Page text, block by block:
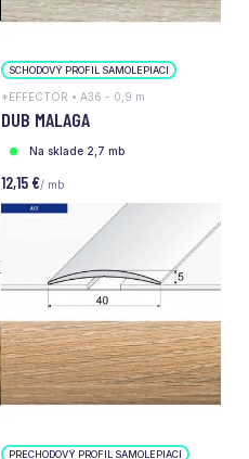
SCHODOVÝ PROFIL SAMOLEPIACI
*EFFECTOR • A36 - 0,9 m
DUB MALAGA
Na sklade 2,7 mb
12,15 €/ mb
PRECHODOVÝ PROFIL SAMOLEPIACI